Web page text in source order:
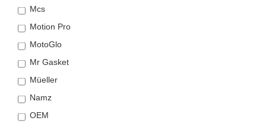
Mcs
Motion Pro
MotoGlo
Mr Gasket
Müeller
Namz
OEM